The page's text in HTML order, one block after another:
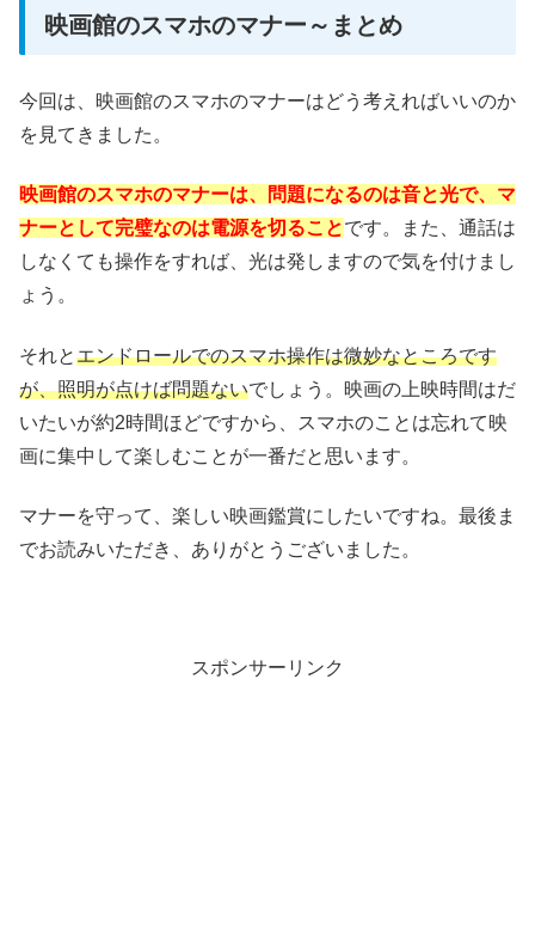
映画館のスマホのマナー～まとめ
今回は、映画館のスマホのマナーはどう考えればいいのか
を見てきました。
映画館のスマホのマナーは、問題になるのは音と光で、マ
ナーとして完璧なのは電源を切ることです。また、通話は
しなくても操作をすれば、光は発しますので気を付けまし
ょう。
それとエンドロールでのスマホ操作は微妙なところです
が、照明が点けば問題ないでしょう。映画の上映時間はだ
いたいが約2時間ほどですから、スマホのことは忘れて映
画に集中して楽しむことが一番だと思います。
マナーを守って、楽しい映画鑑賞にしたいですね。最後ま
でお読みいただき、ありがとうございました。
スポンサーリンク